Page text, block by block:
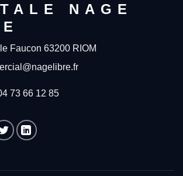
NAGE
Faucon 63200 RIOM
73 66 12 85